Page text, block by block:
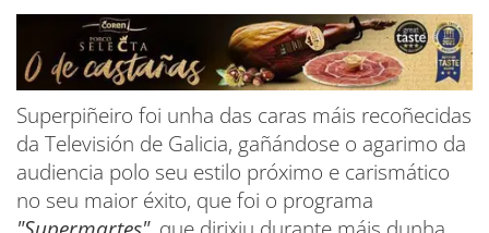
Superpiñeiro foi unha das caras máis recoñecidas
da Televisión de Galicia, gañándose o agarimo da
audiencia polo seu estilo próximo e carismático
no seu maior éxito, que foi o programa